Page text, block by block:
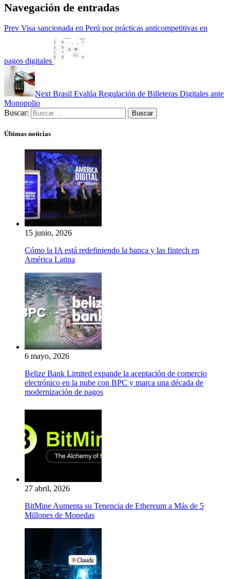
Navegación de entradas
Prev Visa sancionada en Perú por prácticas anticompetitivas en
pagos digitales
Next Brasil Evalúa Regulación de Billeteras Digitales ante
Monopolio
Buscar:
Últimas noticias
15 junio, 2026
Cómo la IA está redefiniendo la banca y las fintech en
América Latina
6 mayo, 2026
Belize Bank Limited expande la aceptación de comercio
electrónico en la nube con BPC y marca una década de
modernización de pagos
27 abril, 2026
BitMine Aumenta su Tenencia de Ethereum a Más de 5
Millones de Monedas